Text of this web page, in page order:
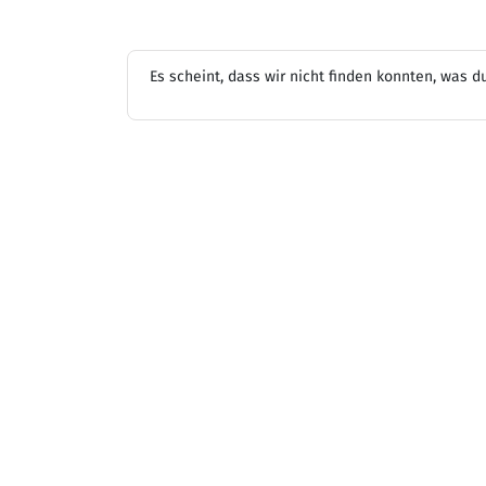
Es scheint, dass wir nicht finden konnten, was